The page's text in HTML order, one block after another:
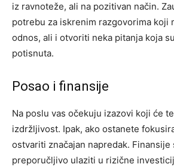
iz ravnoteže, ali na pozitivan način.
potrebu za iskrenim razgovorima koji
odnos, ali i otvoriti neka pitanja koja
potisnuta.
Posao i finansije
Na poslu vas očekuju izazovi koji će
izdržljivost. Ipak, ako ostanete
ostvariti značajan napredak.
preporučljivo ulaziti u rizične